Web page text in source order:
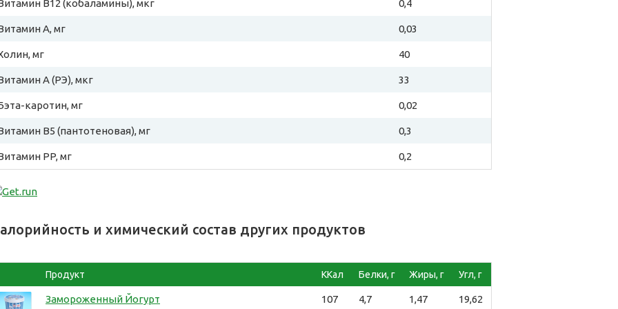
B12 (кобаламины), мкг 0,4
A, мг 0,03
мг 40
A (РЭ), мкг 33
каротин, мг 0,02
B5 (пантотеновая), мг 0,3
PP, мг 0,2
и химический состав других продуктов
Продукт ККал Белки, г Жиры, г Угл, г
Замороженный Йогурт 107 4,7 1,47 19,62